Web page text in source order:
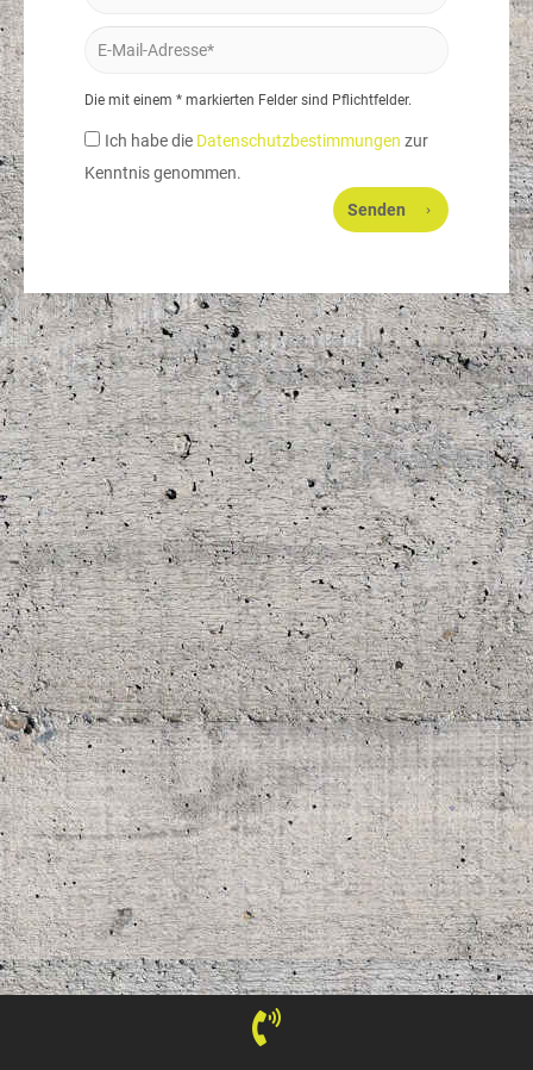
Die mit einem * markierten Felder sind Pflichtfelder.
Ich habe die Datenschutzbestimmungen zur
Kenntnis genommen.
Senden